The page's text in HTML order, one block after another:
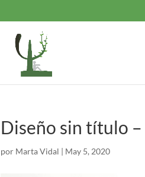
Diseño sin título
por Marta Vidal | May 5, 2020